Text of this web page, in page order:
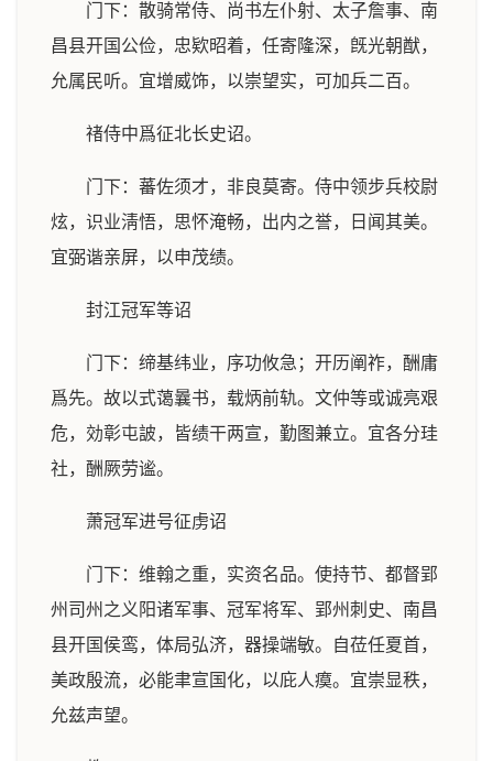
门下：散骑常侍、尚书左仆射、太子詹事、南
昌县开国公俭，忠欵昭着，任寄隆深，旣光朝猷，
允属民听。宜增威饰，以崇望实，可加兵二百。
禇侍中爲征北长史诏。
门下：蕃佐须才，非良莫寄。侍中领步兵校尉
炫，识业淸悟，思怀淹畅，出内之誉，日闻其美。
宜弼谐亲屏，以申茂绩。
封江冠军等诏
门下：缔基纬业，序功攸急；开历阐祚，酬庸
爲先。故以式蔼曩书，载炳前轨。文仲等或诚亮艰
危，効彰屯詖，皆绩干两宣，勤图兼立。宜各分珪
社，酬厥劳谧。
萧冠军进号征虏诏
门下：维翰之重，实资名品。使持节、都督郢
州司州之义阳诸军事、冠军将军、郢州刺史、南昌
县开国侯鸾，体局弘济，器操端敏。自莅任夏首，
美政殷流，必能聿宣国化，以庇人瘼。宜崇显秩，
允兹声望。